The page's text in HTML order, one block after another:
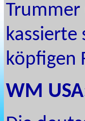
Trummer
kassierte
köpfigen
WM